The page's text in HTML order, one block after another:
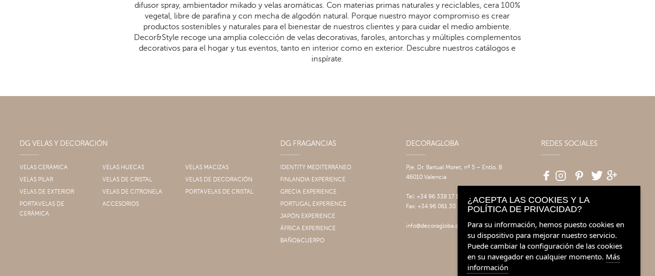
difusor spray, ambientador mikado y velas aromáticas. Con materias primas naturales y reciclables, cera 100%
vegetal, libre de parafina y con mecha de algodón natural. Porque nuestro mayor compromiso es crear
productos sostenibles y naturales para el bienestar de nuestros clientes y para cuidar el medio ambiente.
Decor&Style recoge una amplia colección de velas decorativas, faroles, antorchas y múltiples complementos
decorativos para el hogar y tus eventos, tanto en interior como en exterior. Descubre nuestros catálogos e
inspírate.
DG VELAS Y DECORACIÓN
VELAS CERÁMICA VELAS HUECAS
VELAS MACIZAS
VELAS PILAR
VELAS DE CRISTAL
VELAS DE DECORACIÓN
VELAS DE EXTERIOR
VELAS DE CITRONELA
PORTAVELAS DE CRISTAL
PORTAVELAS DE
CERÁMICA
ACCESORIOS
DG FRAGANCIAS
IDENTITY MEDITERRÁNEO
FINLANDIA EXPERIENCE
GRECIA EXPERIENCE
PORTUGAL EXPERIENCE
JAPÓN EXPERIENCE
ÁFRICA EXPERIENCE
BAÑO&CUERPO
DECORAGLOBA
Pje. Dr. Bartual Moret, nº 5 – Entlo. B
46010 Valencia
Tel: +34 96 338 17 17
Fax: +34 96 061 30 14
info@decoragloba.com
REDES SOCIALES
¿ACEPTA LAS COOKIES Y LA
POLÍTICA DE PRIVACIDAD?
Para su información, hemos puesto cookies en
su dispositivo para mejorar nuestro servicio.
Puede cambiar la configuración de las cookies
en su navegador en cualquier momento. Más
información